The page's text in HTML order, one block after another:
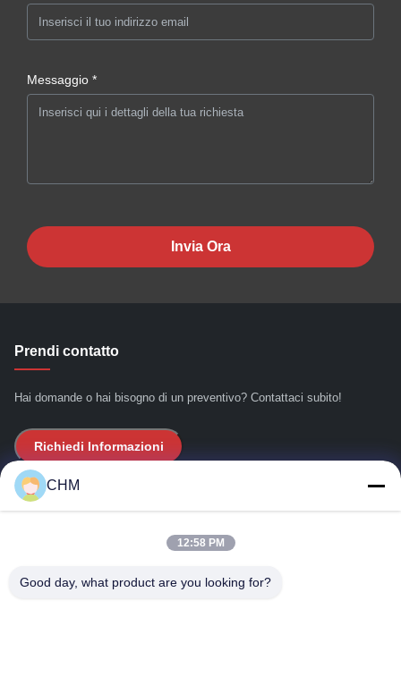
Messaggio *
Invia Ora
Prendi contatto
Hai domande o hai bisogno di un preventivo? Contattaci subito!
Richiedi Informazioni
Link Veloci
Chi siamo
CHM
12:58 PM
Good day, what product are you looking for?